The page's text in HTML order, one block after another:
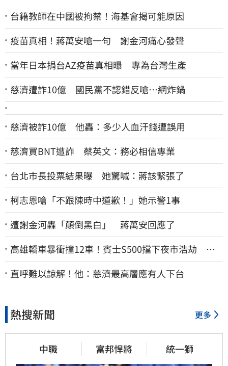
台籍教師在中國被拘禁！海基會揭可能原因
疫苗真相！蔣萬安嗆一句 謝金河痛心發聲
當年日本捐台AZ疫苗真相曝 專為台灣生產
慈濟遭詐10億 國民黨不認錯反嗆⋯網炸鍋
慈濟被詐10億 他轟：多少人血汗錢遭誤用
慈濟買BNT遭詐 蔡英文：務必相信專業
台北市長投票結果曝 她驚喊：蔣該緊張了
柯志恩嗆「不跟陳時中道歉！」她示警1事
遭謝金河轟「顛倒黑白」 蔣萬安回應了
高雄轎車暴衝撞12車！賓士S500擋下夜市浩劫 車
主大度：車再買就有
直呼難以諒解！他：慈濟最高層應有人下台
熱搜新聞 更多
中職 富邦悍將 統一獅